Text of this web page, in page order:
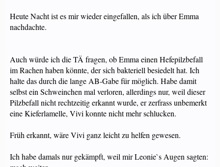
Heute Nacht ist es mir wieder eingefallen, als ich über Emma
nachdachte.
Auch würde ich die TÄ fragen, ob Emma einen Hefepilzbefall
im Rachen haben könnte, der sich bakteriell besiedelt hat. Ich
halte das durch die lange AB-Gabe für möglich. Habe damit
selbst ein Schweinchen mal verloren, allerdings nur, weil dieser
Pilzbefall nicht rechtzeitig erkannt wurde, er zerfrass unbemerkt
eine Kieferlamelle, Vivi konnte nicht mehr schlucken.
Früh erkannt, wäre Vivi ganz leicht zu helfen gewesen.
Ich habe damals nur gekämpft, weil mir Leonie`s Augen sagten: